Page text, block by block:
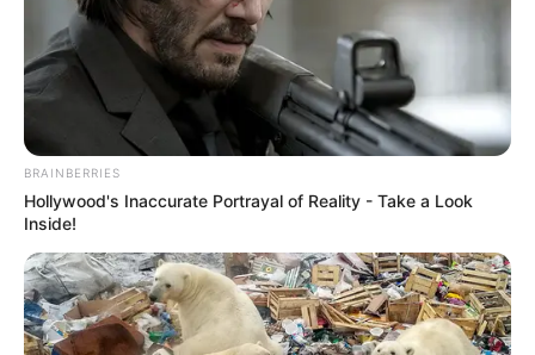
The Rarest And Most Valuable Card In The Whole
World
BRAINBERRIES
BRAINBERRIES
Hollywood's Inaccurate Portrayal of Reality - Take a Look
Inside!